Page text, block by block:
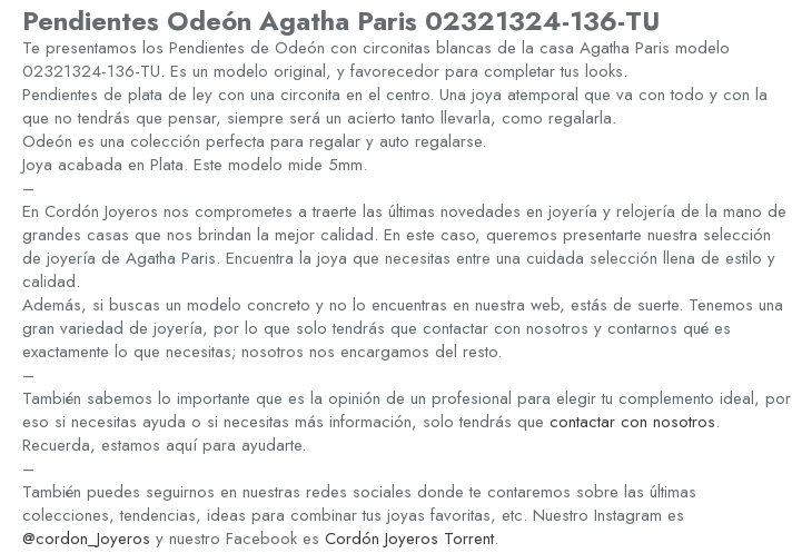
Pendientes Odeón Agatha Paris 02321324-136-TU
Te presentamos los Pendientes de Odeón con circonitas blancas de la casa Agatha Paris modelo
02321324-136-TU. Es un modelo original, y favorecedor para completar tus looks.
Pendientes de plata de ley con una circonita en el centro. Una joya atemporal que va con todo y con la
que no tendrás que pensar, siempre será un acierto tanto llevarla, como regalarla.
Odeón es una colección perfecta para regalar y auto regalarse.
Joya acabada en Plata. Este modelo mide 5mm.
–
En Cordón Joyeros nos comprometes a traerte las últimas novedades en joyería y relojería de la mano de
grandes casas que nos brindan la mejor calidad. En este caso, queremos presentarte nuestra selección
de joyería de Agatha Paris. Encuentra la joya que necesitas entre una cuidada selección llena de estilo y
calidad.
Además, si buscas un modelo concreto y no lo encuentras en nuestra web, estás de suerte. Tenemos una
gran variedad de joyería, por lo que solo tendrás que contactar con nosotros y contarnos qué es
exactamente lo que necesitas; nosotros nos encargamos del resto.
–
También sabemos lo importante que es la opinión de un profesional para elegir tu complemento ideal, por
eso si necesitas ayuda o si necesitas más información, solo tendrás que contactar con nosotros.
Recuerda, estamos aquí para ayudarte.
–
También puedes seguirnos en nuestras redes sociales donde te contaremos sobre las últimas
colecciones, tendencias, ideas para combinar tus joyas favoritas, etc. Nuestro Instagram es
@cordon_Joyeros y nuestro Facebook es Cordón Joyeros Torrent.